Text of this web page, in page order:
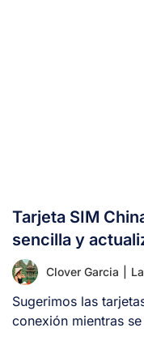
Tarjeta SIM
sencilla y
Clover Garcia
Sugerimos las
conexión mientras